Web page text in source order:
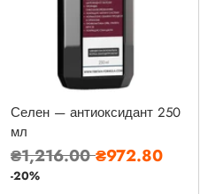
Селен — антиоксидант 250
мл
Звичайна
ціна
₴1,216.00₴972.80
-20%